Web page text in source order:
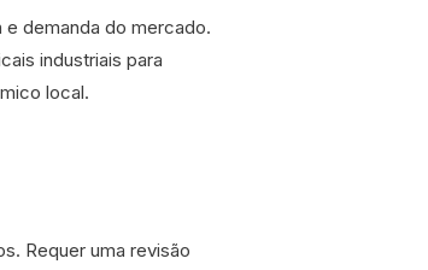
e demanda do mercado.
industriais para
local.
Requer uma revisão